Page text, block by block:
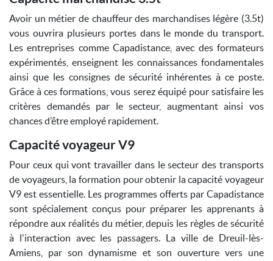
Avoir un métier de chauffeur des marchandises légère (3.5t)
vous ouvrira plusieurs portes dans le monde du transport.
Les entreprises comme Capadistance, avec des formateurs
expérimentés, enseignent les connaissances fondamentales
ainsi que les consignes de sécurité inhérentes à ce poste.
Grâce à ces formations, vous serez équipé pour satisfaire les
critères demandés par le secteur, augmentant ainsi vos
chances d’être employé rapidement.
Capacité voyageur V9
Pour ceux qui vont travailler dans le secteur des transports
de voyageurs, la formation pour obtenir la capacité voyageur
V9 est essentielle. Les programmes offerts par Capadistance
sont spécialement conçus pour préparer les apprenants à
répondre aux réalités du métier, depuis les règles de sécurité
à l'interaction avec les passagers. La ville de Dreuil-lès-
Amiens, par son dynamisme et son ouverture vers une